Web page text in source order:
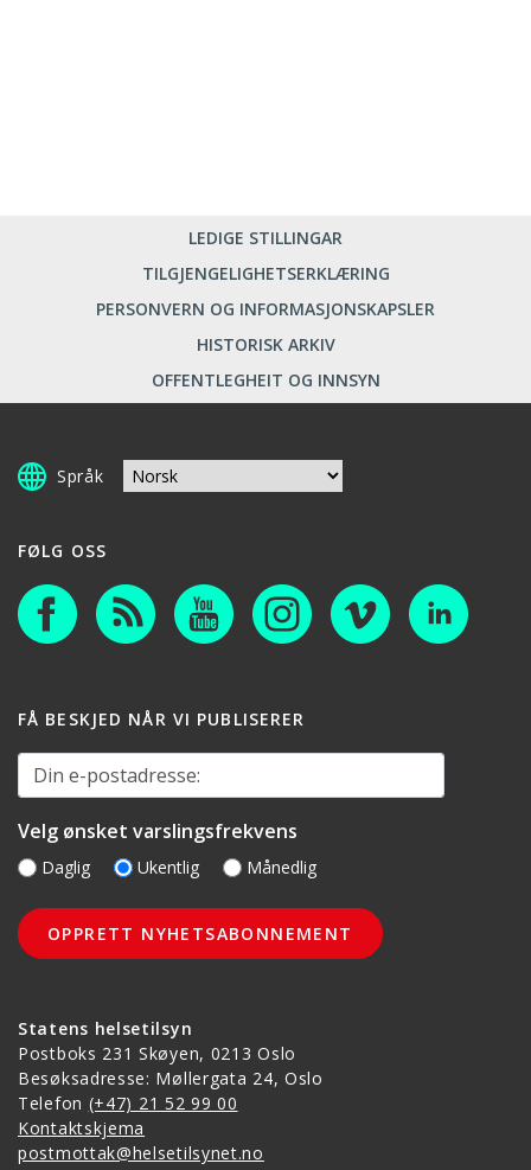
LEDIGE STILLINGAR
TILGJENGELIGHETSERKLÆRING
PERSONVERN OG INFORMASJONSKAPSLER
HISTORISK ARKIV
OFFENTLEGHEIT OG INNSYN
Språk
Statens helsetilsyn
Postboks 231 Skøyen, 0213 Oslo
Besøksadresse: Møllergata 24, Oslo
Telefon (+47) 21 52 99 00
Kontaktskjema
postmottak@helsetilsynet.no
FØLG OSS
FÅ BESKJED NÅR VI PUBLISERER
Din e-postadresse:
Velg ønsket varslingsfrekvens
Daglig Ukentlig Månedlig